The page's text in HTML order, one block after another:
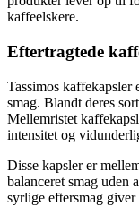
kaffeelskere.
Eftertragtede
Tassimos kaffekapsler
smag. Blandt deres
Mellemristet
intensitet og
Disse kapsler er
balanceret smag
syrlige eftersmag